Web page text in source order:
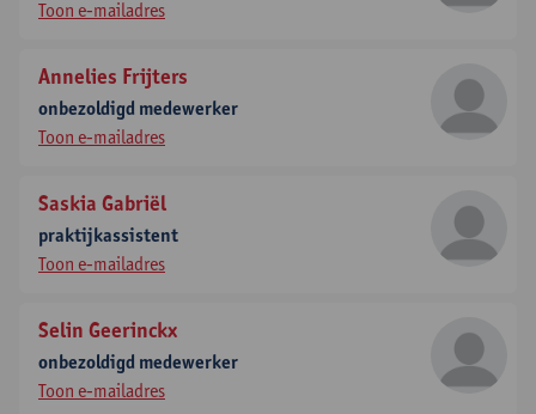
Toon e-mailadres
Annelies Frijters
onbezoldigd medewerker
Toon e-mailadres
Saskia Gabriël
praktijkassistent
Toon e-mailadres
Selin Geerinckx
onbezoldigd medewerker
Toon e-mailadres